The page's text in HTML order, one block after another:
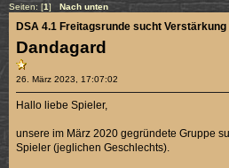
Seiten: [1] Nach unten
Dandagard
26. März 2023, 17:07:02
DSA 4.1 Freitagsrunde sucht Verstärkung
Hallo liebe Spieler,
unsere im März 2020 gegründete Gruppe
Spieler (jeglichen Geschlechts).